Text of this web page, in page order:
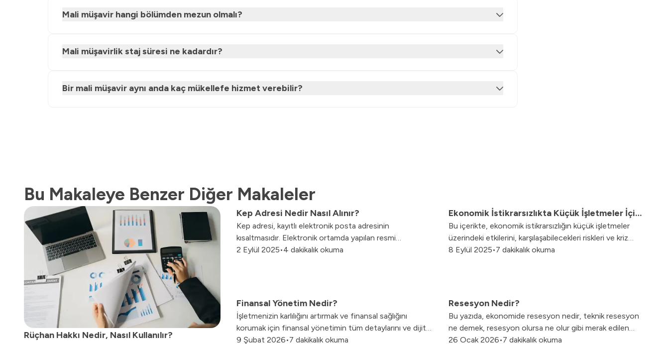
Mali müşavir hangi bölümden mezun olmalı?
Mali müşavirlik staj süresi ne kadardır?
Bir mali müşavir aynı anda kaç mükellefe hizmet verebilir?
Bu Makaleye Benzer Diğer Makaleler
Rüçhan Hakkı Nedir, Nasıl Kullanılır?
Kep Adresi Nedir Nasıl Alınır?
Kep adresi, kayıtlı elektronik posta adresinin
kısaltmasıdır. Elektronik ortamda yapılan resmi
yazışmaların yasal düzenlemelere uygun olarak ve
2 Eylül 2025•4 dakikalık okuma
Ekonomik İstikrarsızlıkta Küçük İşletmeler İçin
10 Dayanıklılık Stratejisi
Bu içerikte, ekonomik istikrarsızlığın küçük işletmeler
üzerindeki etkilerini, karşılaşabilecekleri riskleri ve kriz
dönemlerinde ayakta kalmalarını sağlayacak stratejileri;
8 Eylül 2025•7 dakikalık okuma
Finansal Yönetim Nedir?
İşletmenizin karlılığını artırmak ve finansal sağlığını
korumak için finansal yönetimin tüm detaylarını ve dijital
çözüm yollarını keşfedin.
9 Şubat 2026•7 dakikalık okuma
Resesyon Nedir?
Bu yazıda, ekonomide resesyon nedir, teknik resesyon
ne demek, resesyon olursa ne olur gibi merak edilen
sorulara detaylı yanıt bulabilirsiniz.
26 Ocak 2026•7 dakikalık okuma